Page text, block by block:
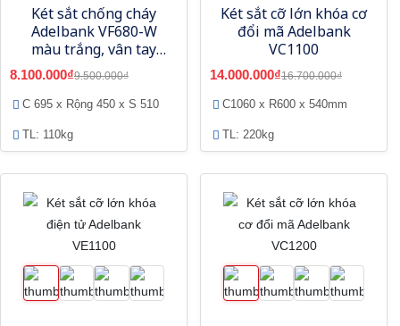
Két sắt chống cháy
Adelbank VF680-W
màu trắng, vân tay
điện tử
8.100.000₫9.500.000₫
C 695 x Rộng 450 x S 510
TL: 110kg
Két sắt cỡ lớn khóa cơ
đổi mã Adelbank
VC1100
14.000.000₫16.700.000₫
C1060 x R600 x 540mm
TL: 220kg